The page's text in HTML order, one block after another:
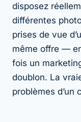
disposez
différentes
prises de vue
même offre —
fois un
doublon. La
problèmes d’un